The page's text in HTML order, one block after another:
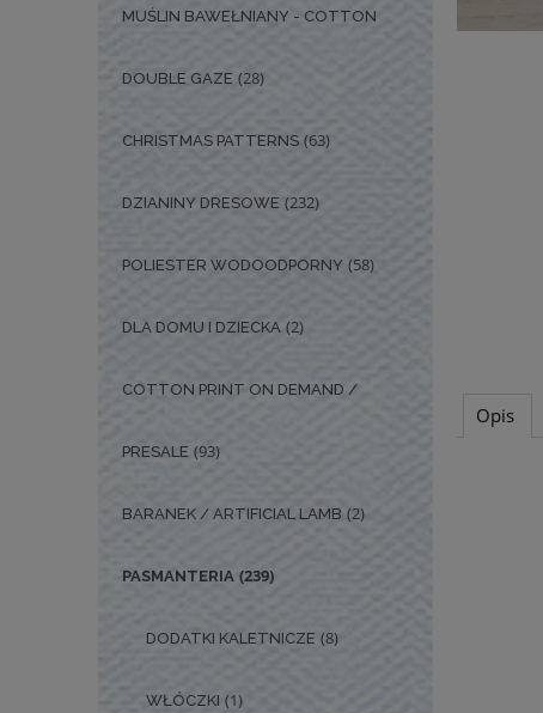
MUŚLIN BAWEŁNIANY - COTTON
DOUBLE GAZE (28)
CHRISTMAS PATTERNS (63)
DZIANINY DRESOWE (232)
POLIESTER WODOODPORNY (58)
DLA DOMU I DZIECKA (2)
COTTON PRINT ON DEMAND /
PRESALE (93)
BARANEK / ARTIFICIAL LAMB (2)
PASMANTERIA (239)
DODATKI KALETNICZE (8)
WŁÓCZKI (1)
Opis